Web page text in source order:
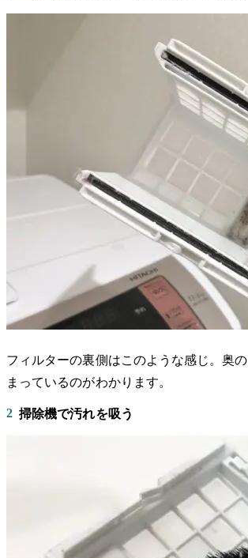
フィルターの裏側はこのような感じ。奥
まっているのがわかります。
2 掃除機で汚れを吸う